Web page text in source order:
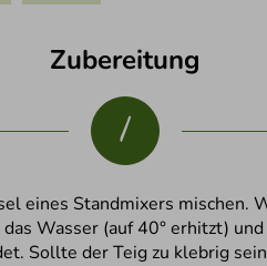
Zubereitung
1
eines Standmixers mischen.
Wasser (auf 40° erhitzt)
Sollte der Teig zu klebrig